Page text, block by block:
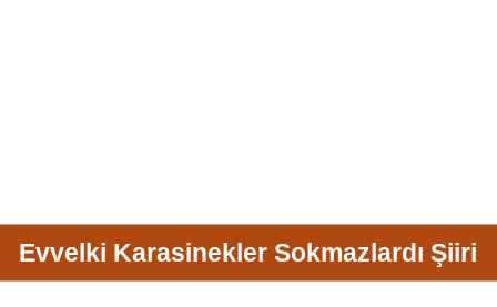
Evvelki Karasinekler Sokmazlardı Şiiri